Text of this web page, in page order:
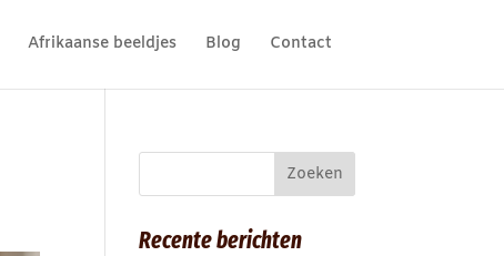
Afrikaanse beeldjes Blog Contact
Recente berichten